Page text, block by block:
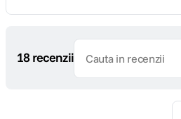
18 recenzii